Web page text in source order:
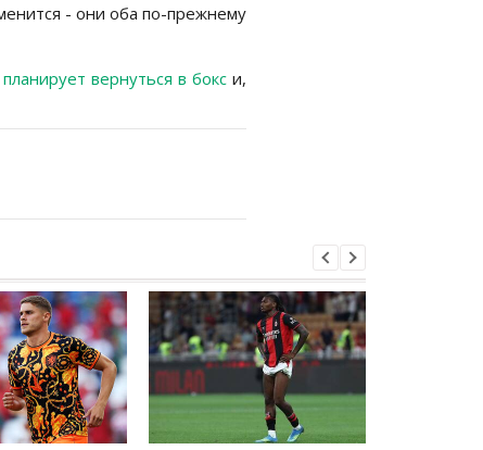
- они оба по-прежнему
вернуться в бокс и,